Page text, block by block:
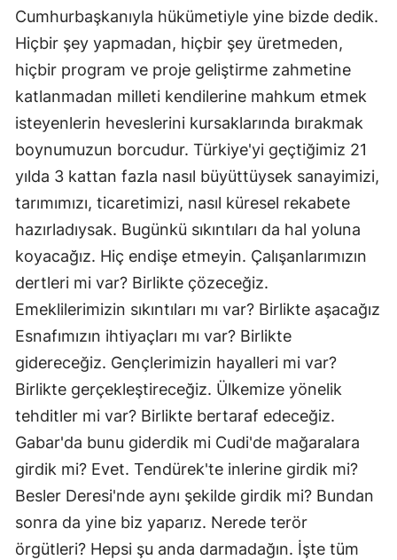
Cumhurbaşkanıyla hükümetiyle yine bizde dedik.
Hiçbir şey yapmadan, hiçbir şey üretmeden,
hiçbir program ve proje geliştirme zahmetine
katlanmadan milleti kendilerine mahkum etmek
isteyenlerin heveslerini kursaklarında bırakmak
boynumuzun borcudur. Türkiye'yi geçtiğimiz 21
yılda 3 kattan fazla nasıl büyüttüysek sanayimizi,
tarımımızı, ticaretimizi, nasıl küresel rekabete
hazırladıysak. Bugünkü sıkıntıları da hal yoluna
koyacağız. Hiç endişe etmeyin. Çalışanlarımızın
dertleri mi var? Birlikte çözeceğiz.
Emeklilerimizin sıkıntıları mı var? Birlikte aşacağız
Esnafımızın ihtiyaçları mı var? Birlikte
gidereceğiz. Gençlerimizin hayalleri mi var?
Birlikte gerçekleştireceğiz. Ülkemize yönelik
tehditler mi var? Birlikte bertaraf edeceğiz.
Gabar'da bunu giderdik mi Cudi'de mağaralara
girdik mi? Evet. Tendürek'te inlerine girdik mi?
Besler Deresi'nde aynı şekilde girdik mi? Bundan
sonra da yine biz yaparız. Nerede terör
örgütleri? Hepsi şu anda darmadağın. İşte tüm